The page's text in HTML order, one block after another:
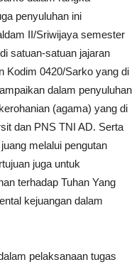
penyuluhan ini
II/Sriwijaya semester
satuan-satuan jajaran
Kodim 0420/Sarko yang di
dalam penyuluhan
(agama) yang di
dan PNS TNI AD. Serta
melalui pengutan
juga untuk
terhadap Tuhan Yang
kejuangan dalam
pelaksanaan tugas